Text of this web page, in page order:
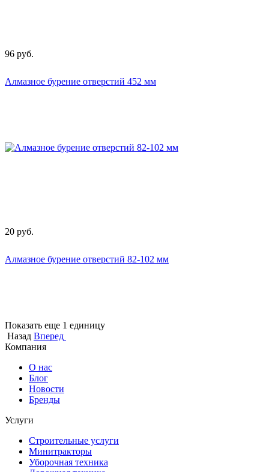
96 руб.
Алмазное бурение отверстий 452 мм
20 руб.
Алмазное бурение отверстий 82-102 мм
Показать еще 1 единицу
Назад Вперед
Компания
О нас
Блог
Новости
Бренды
Услуги
Строительные услуги
Минитракторы
Уборочная техника